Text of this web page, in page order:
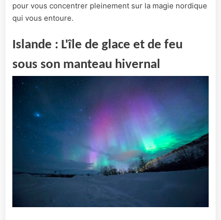
pour vous concentrer pleinement sur la magie nordique
qui vous entoure.
Islande : L'île de glace et de feu
sous son manteau hivernal